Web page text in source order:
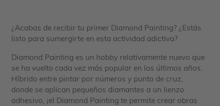
¿Acabas de recibir tu primer Diamond Painting? ¿Estás
listo para sumergirte en esta actividad adictiva?
Diamond Painting es un hobby relativamente nuevo que
se ha vuelto cada vez más popular en los últimos años.
Híbrido entre pintar por números y punto de cruz,
donde se aplican pequeños diamantes a un lienzo
adhesivo, ¡el Diamond Painting te permite crear obras